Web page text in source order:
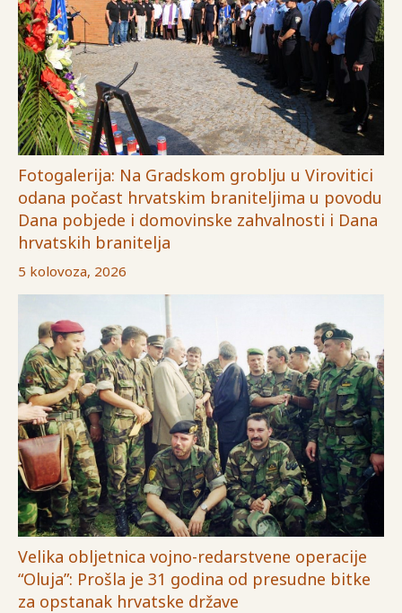
Fotogalerija: Na Gradskom groblju u Virovitici
odana počast hrvatskim braniteljima u povodu
Dana pobjede i domovinske zahvalnosti i Dana
hrvatskih branitelja
5 kolovoza, 2026
Velika obljetnica vojno-redarstvene operacije
“Oluja”: Prošla je 31 godina od presudne bitke
za opstanak hrvatske države